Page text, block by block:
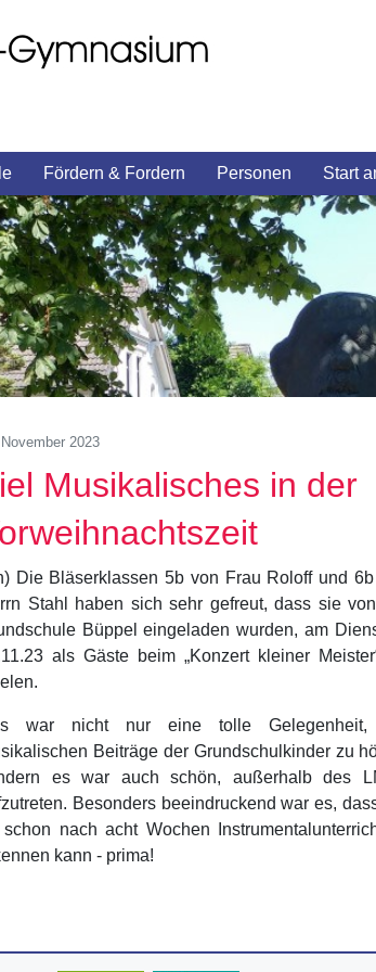
Fördern & Fordern Personen Start
2023
Musikalisches in der
Die Bläserklassen 5b von Frau Roloff und
Stahl haben sich sehr gefreut, dass sie
Büppel eingeladen wurden, am
als Gäste beim „Konzert kleiner
war nicht nur eine tolle
Beiträge der Grundschulkinder zu
es war auch schön, außerhalb des
Besonders beeindruckend war es,
nach acht Wochen
kann - prima!